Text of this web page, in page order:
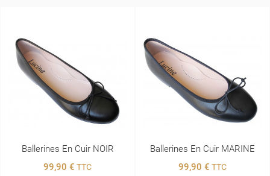
Ballerines En Cuir NOIR
99,90 € TTC
Ballerines En Cuir MARINE
99,90 € TTC